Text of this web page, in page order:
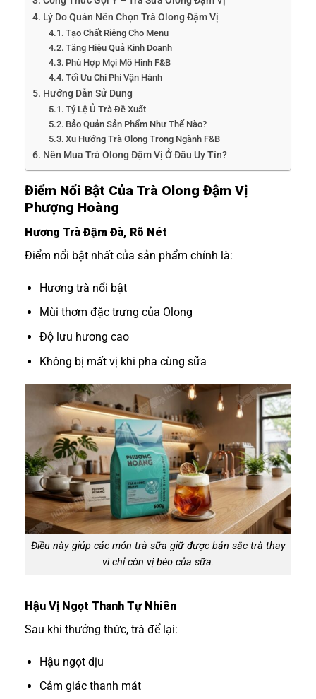
Lý Do Quán Nên Chọn Trà Olong Đậm Vị
Tạo Chất Riêng Cho Menu
Tăng Hiệu Quả Kinh Doanh
Phù Hợp Mọi Mô Hình F&B
Tối Ưu Chi Phí Vận Hành
Hướng Dẫn Sử Dụng
Tỷ Lệ Ủ Trà Đề Xuất
Bảo Quản Sản Phẩm Như Thế Nào?
Xu Hướng Trà Olong Trong Ngành F&B
Nên Mua Trà Olong Đậm Vị Ở Đâu Uy Tín?
Điểm Nổi Bật Của Trà Olong Đậm Vị
Phượng Hoàng
Hương Trà Đậm Đà, Rõ Nét
Điểm nổi bật nhất của sản phẩm chính là:
Hương trà nổi bật
Mùi thơm đặc trưng của Olong
Độ lưu hương cao
Không bị mất vị khi pha cùng sữa
Điều này giúp các món trà sữa giữ được bản sắc trà thay
vì chỉ còn vị béo của sữa.
Hậu Vị Ngọt Thanh Tự Nhiên
Sau khi thưởng thức, trà để lại:
Hậu ngọt dịu
Cảm giác thanh mát